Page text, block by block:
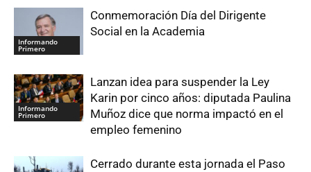
Informando
Primero
Conmemoración Día del Dirigente
Social en la Academia
Informando
Primero
Lanzan idea para suspender la Ley
Karin por cinco años: diputada Paulina
Muñoz dice que norma impactó en el
empleo femenino
Cerrado durante esta jornada el Paso